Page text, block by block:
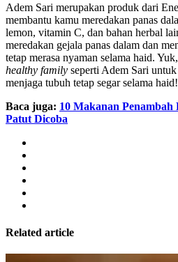
Adem Sari merupakan produk dari
membantu kamu meredakan panas
lemon, vitamin C, dan bahan herbal
meredakan gejala panas dalam dan
tetap merasa nyaman selama haid.
healthy family seperti Adem Sari
menjaga tubuh tetap segar selama haid!
Baca juga: 10 Makanan
Patut Dicoba
Related article